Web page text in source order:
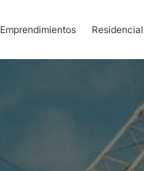
Emprendimientos Residencial